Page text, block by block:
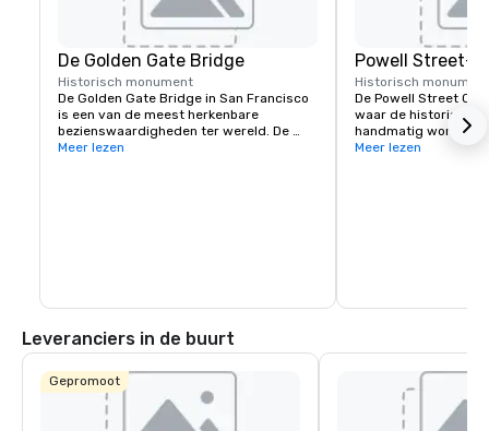
De Golden Gate Bridge
Historisch monument
De Golden Gate Bridge in San Francisco
is een van de meest herkenbare
bezienswaardigheden ter wereld. De
iconische hangbrug staat bekend om zijn
Meer lezen
Powell Street-
Historisch monument
De Powell Street
waar de historische
handmatig worden
richting te
Meer lezen
Leveranciers in de buurt
Gepromoot